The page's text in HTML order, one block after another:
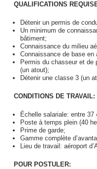
QUALIFICATIONS
Détenir un permis de
Un minimum de
bâtiment;
Connaissance du milieu
Connaissance de base en
Permis du chasseur et de
(un atout);
Détenir une classe 3 (un
CONDITIONS DE TRAVAIL:
Échelle salariale: entre 37
Poste à temps plein (40
Prime de garde;
Gamme complète
Lieu de travail: aéroport
POUR POSTULER: